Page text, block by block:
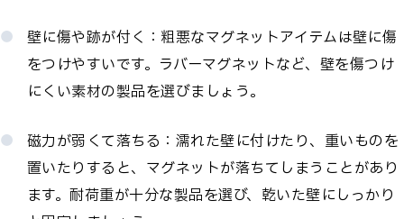
壁に傷や跡が付く：粗悪なマグネットアイテムは壁に傷
をつけやすいです。ラバーマグネットなど、壁を傷つけ
にくい素材の製品を選びましょう。
磁力が弱くて落ちる：濡れた壁に付けたり、重いものを
置いたりすると、マグネットが落ちてしまうことがあり
ます。耐荷重が十分な製品を選び、乾いた壁にしっかり